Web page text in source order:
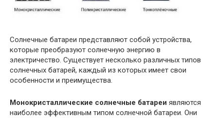
Солнечные батареи представляют собой устройства,
которые преобразуют солнечную энергию в
электричество. Существует несколько различных типов
солнечных батарей, каждый из которых имеет свои
особенности и преимущества.
Монокристаллические солнечные батареи являются
наиболее эффективным типом солнечной батареи. Они